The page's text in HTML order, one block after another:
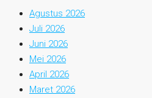
Agustus 2026
Juli 2026
Juni 2026
Mei 2026
April 2026
Maret 2026